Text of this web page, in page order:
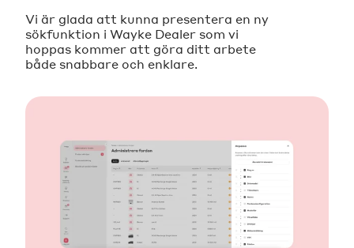
Vi är glada att kunna presentera en ny
sökfunktion i Wayke Dealer som vi
hoppas kommer att göra ditt arbete
både snabbare och enklare.